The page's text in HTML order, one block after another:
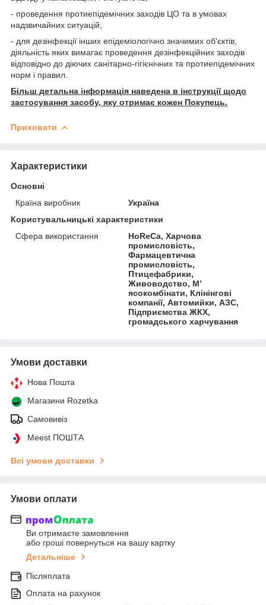
- проведення протиепідемічних заходів ЦО та в умовах
надзвичайних ситуацій;
- для дезінфекції інших епідеміологічно значимих об'єктів,
діяльність яких вимагає проведення дезінфекційних заходів
відповідно до діючих санітарно-гігієнічних та протиепідемічних
норм і правил.
Більш детальна інформація наведена в інструкції щодо
застосування засобу, яку отримає кожен Покупець.
Приховати
Характеристики
Основні
Країна виробник
Україна
Користувальницькі характеристики
Сфера використання
HoReCa, Харчова
промисловість,
Фармацевтична
промисловість,
Птицефабрики,
Живоводство, М’
ясокомбінати, Клінінгові
компанії, Автомийки, АЗС,
Підприємства ЖКХ,
громадського харчування
Умови доставки
Нова Пошта
Магазини Rozetka
Самовивіз
Meest ПОШТА
Всі умови доставки
Умови оплати
Ви отримаєте замовлення
або гроші повернуться на вашу картку
Детальніше
Післяплата
Оплата на рахунок